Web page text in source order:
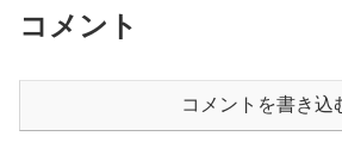
コメント
コメントを書き込